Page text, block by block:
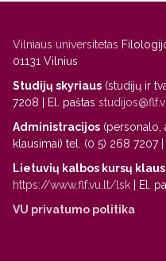
Vilniaus universitetas
01131 Vilnius
Studijų skyriaus (studijų ir
7208 | El. paštas
Administracijos (personalo,
klausimai) tel. (0 5) 268 7207 |
Lietuvių kalbos kursų
https://www.flf.vu.lt/lsk | El.
VU privatumo politika